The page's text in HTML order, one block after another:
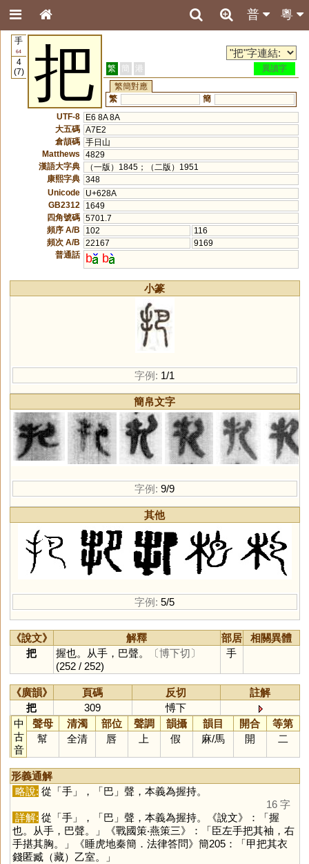
粵
普
手
64
4
(7)
把 繁 簡 港
異讀字
繁簡對應
繁
簡
UTF-8
E6 8A 8A
大五碼 A7E2
倉頡碼 手日山
Matthews
4829
漢語大字典
（一版）1845；（二版）1951
康熙字典 348
Unicode
U+628A
GB2312
1649
四角號碼 5701.7
頻序 A/B
102
116
頻次 A/B
22167
9169
普通話
b b
小篆
字例: 1/1
簡帛文字
字例: 9/9
其他
字例: 5/5
《說文》 解釋 部居
相關異體
把
握也。从手，巴聲。
〔博下切〕
(252 / 252)
手
《廣韻》 頁碼 反切
註解
把
309
愽下
中
古
音
聲母 清濁 部位 聲調 韻攝 韻目 開合
等第
幫
全清 唇 上 假 麻/馬 開 二
形義通解
略說: 從「手」，「巴 」聲，本義為握持。
16 字
詳解: 從「手」，「巴 」聲，本義為握持。《說文》：「握
也。从手，巴聲。」《戰國策‧燕策三》：「臣左手把其袖，右
手揕其胸。」《睡虎地秦簡．法律答問》簡205：「甲把其衣
錢匿臧（藏）乙室。」